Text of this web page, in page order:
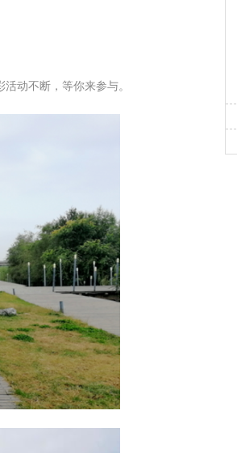
动不断，等你来参与。